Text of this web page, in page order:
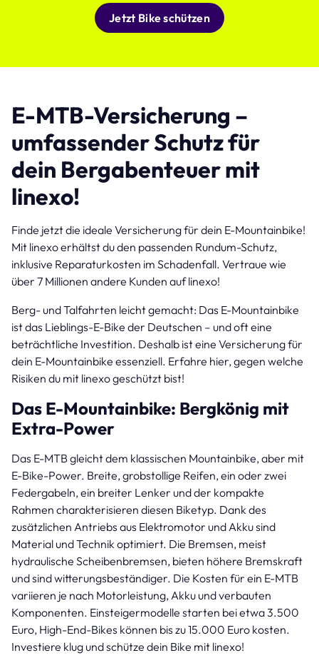
Jetzt Bike schützen
E-MTB-Versicherung –
umfassender Schutz für
dein Bergabenteuer mit
linexo!
Finde jetzt die ideale Versicherung für dein E-Mountainbike!
Mit linexo erhältst du den passenden Rundum-Schutz,
inklusive Reparaturkosten im Schadenfall. Vertraue wie
über 7 Millionen andere Kunden auf linexo!
Berg- und Talfahrten leicht gemacht: Das E-Mountainbike
ist das Lieblings-E-Bike der Deutschen – und oft eine
beträchtliche Investition. Deshalb ist eine Versicherung für
dein E-Mountainbike essenziell. Erfahre hier, gegen welche
Risiken du mit linexo geschützt bist!
Das E-Mountainbike: Bergkönig mit
Extra-Power
Das E-MTB gleicht dem klassischen Mountainbike, aber mit
E-Bike-Power. Breite, grobstollige Reifen, ein oder zwei
Federgabeln, ein breiter Lenker und der kompakte
Rahmen charakterisieren diesen Biketyp. Dank des
zusätzlichen Antriebs aus Elektromotor und Akku sind
Material und Technik optimiert. Die Bremsen, meist
hydraulische Scheibenbremsen, bieten höhere Bremskraft
und sind witterungsbeständiger. Die Kosten für ein E-MTB
variieren je nach Motorleistung, Akku und verbauten
Komponenten. Einsteigermodelle starten bei etwa 3.500
Euro, High-End-Bikes können bis zu 15.000 Euro kosten.
Investiere klug und schütze dein Bike mit linexo!